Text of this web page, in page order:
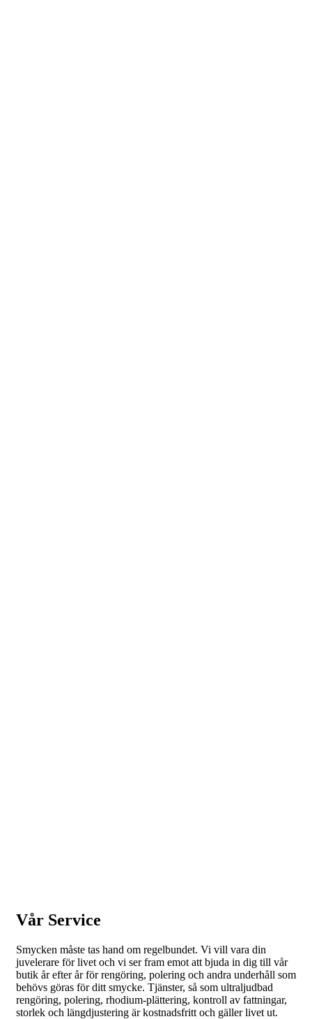
Vår Service
Smycken måste tas hand om regelbundet. Vi vill vara din
juvelerare för livet och vi ser fram emot att bjuda in dig till vår
butik år efter år för rengöring, polering och andra underhåll som
behövs göras för ditt smycke. Tjänster, så som ultraljudbad
rengöring, polering, rhodium-plättering, kontroll av fattningar,
storlek och längdjustering är kostnadsfritt och gäller livet ut.